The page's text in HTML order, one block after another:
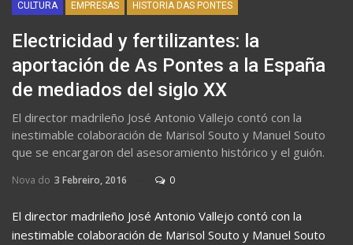
CULTURA EMPRESAS HISTORIA DAS PONTES
Electricidad y fertilizantes: la
aportación de As Pontes a la España
de mediados del siglo XX
El director madrileño José Antonio Vallejo contó con la
inestimable colaboración de Marisol Souto y Manuel Souto
que se encargaron del asesoramiento histórico y el guión.
Nova do 3 Febreiro, 2016 0
El director madrileño José Antonio Vallejo contó con la
inestimable colaboración de Marisol Souto y Manuel Souto